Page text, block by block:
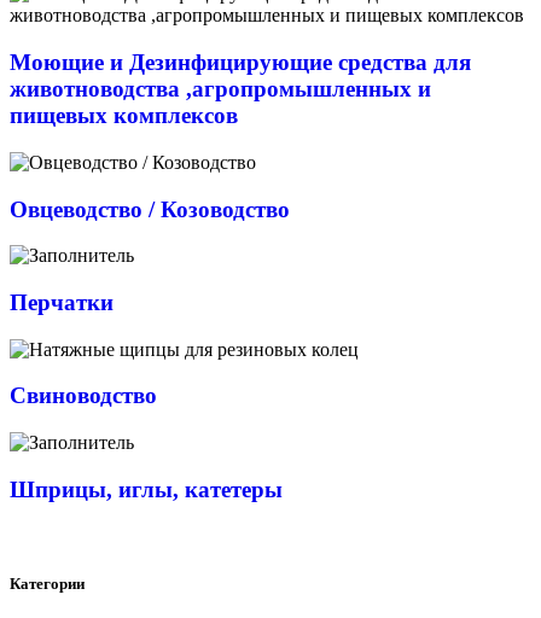
Моющие и Дезинфицирующие средства для
животноводства ,агропромышленных и
пищевых комплексов
Овцеводство / Козоводство
Перчатки
Свиноводство
Шприцы, иглы, катетеры
Категории